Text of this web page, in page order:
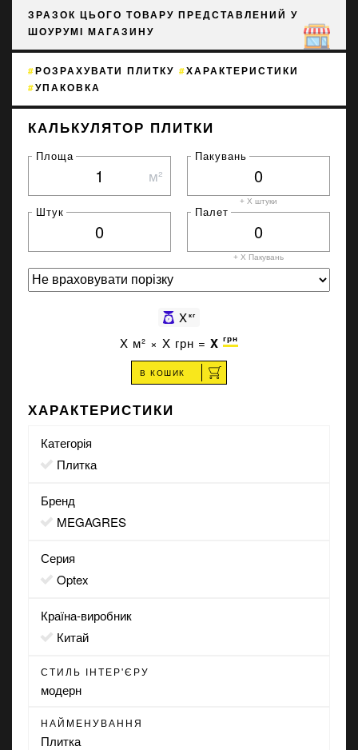
ЗРАЗОК ЦЬОГО ТОВАРУ ПРЕДСТАВЛЕНИЙ У
ШОУРУМІ МАГАЗИНУ
РОЗРАХУВАТИ ПЛИТКУ
ХАРАКТЕРИСТИКИ
УПАКОВКА
КАЛЬКУЛЯТОР ПЛИТКИ
Площа
м²
Пакувань
+ X штуки
Штук Палет
+ X Пакувань
Xкг
X м² × X грн = X грн
В КОШИК
ХАРАКТЕРИСТИКИ
Категорія
Плитка
Бренд
MEGAGRES
Серия
Optex
Країна-виробник
Китай
СТИЛЬ ІНТЕР'ЄРУ
модерн
НАЙМЕНУВАННЯ
Плитка